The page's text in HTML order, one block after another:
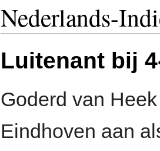
Nederlands-
Luitenant bij
Goderd van
Eindhoven aan